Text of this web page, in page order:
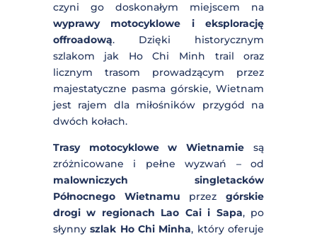
bujne dżungle oraz imponujące góry,
co czyni go doskonałym miejscem na
wyprawy motocyklowe i eksplorację
offroadową. Dzięki historycznym
szlakom jak Ho Chi Minh trail oraz
licznym trasom prowadzącym przez
majestatyczne pasma górskie,
Wietnam jest rajem dla miłośników
Trasy motocyklowe w Wietnamiesą
zróżnicowane i pełne wyzwań – od
malowniczych singletacków
Północnego Wietnamuprzez górskie
drogi w regionach Lao Cai i Sapa, po